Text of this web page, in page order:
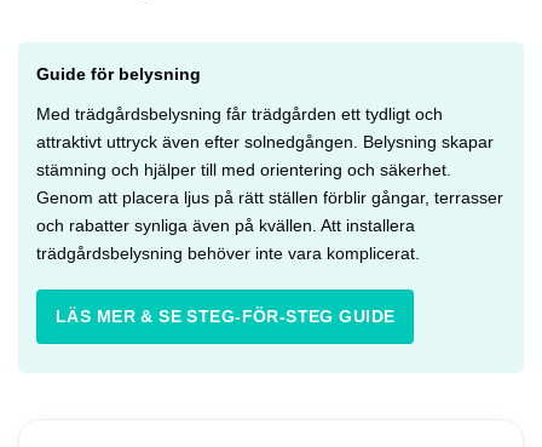
Guide för belysning
Med trädgårdsbelysning får trädgården ett tydligt och
attraktivt uttryck även efter solnedgången. Belysning skapar
stämning och hjälper till med orientering och säkerhet.
Genom att placera ljus på rätt ställen förblir gångar, terrasser
och rabatter synliga även på kvällen. Att installera
trädgårdsbelysning behöver inte vara komplicerat.
LÄS MER & SE STEG-FÖR-STEG GUIDE